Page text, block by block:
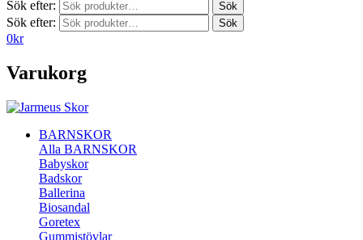
Sök efter: Sök
Sök efter: Sök
0kr
Varukorg
BARNSKOR
Alla BARNSKOR
Babyskor
Badskor
Ballerina
Biosandal
Goretex
Gummistövlar